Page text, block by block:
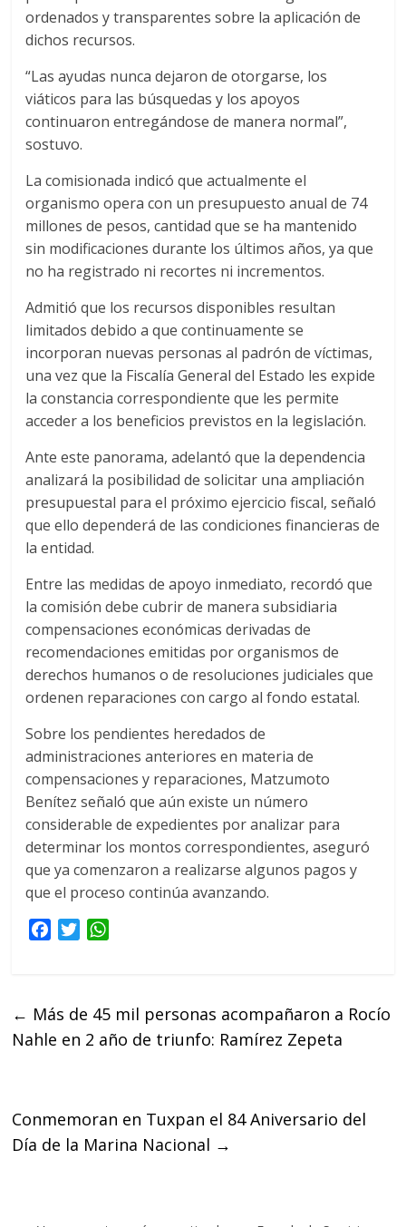
ordenados y transparentes sobre la aplicación de
dichos recursos.
“Las ayudas nunca dejaron de otorgarse, los
viáticos para las búsquedas y los apoyos
continuaron entregándose de manera normal”,
sostuvo.
La comisionada indicó que actualmente el
organismo opera con un presupuesto anual de 74
millones de pesos, cantidad que se ha mantenido
sin modificaciones durante los últimos años, ya que
no ha registrado ni recortes ni incrementos.
Admitió que los recursos disponibles resultan
limitados debido a que continuamente se
incorporan nuevas personas al padrón de víctimas,
una vez que la Fiscalía General del Estado les expide
la constancia correspondiente que les permite
acceder a los beneficios previstos en la legislación.
Ante este panorama, adelantó que la dependencia
analizará la posibilidad de solicitar una ampliación
presupuestal para el próximo ejercicio fiscal, señaló
que ello dependerá de las condiciones financieras de
la entidad.
Entre las medidas de apoyo inmediato, recordó que
la comisión debe cubrir de manera subsidiaria
compensaciones económicas derivadas de
recomendaciones emitidas por organismos de
derechos humanos o de resoluciones judiciales que
ordenen reparaciones con cargo al fondo estatal.
Sobre los pendientes heredados de
administraciones anteriores en materia de
compensaciones y reparaciones, Matzumoto
Benítez señaló que aún existe un número
considerable de expedientes por analizar para
determinar los montos correspondientes, aseguró
que ya comenzaron a realizarse algunos pagos y
que el proceso continúa avanzando.
b
o
T
t
e
s
A
← Más de 45 mil personas acompañaron a Rocío
Nahle en 2 año de triunfo: Ramírez Zepeta
Conmemoran en Tuxpan el 84 Aniversario del
Día de la Marina Nacional →